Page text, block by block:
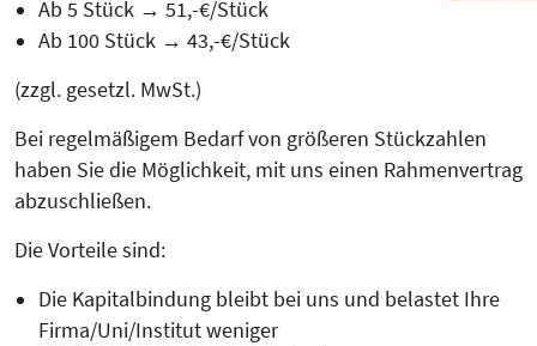
Ab 5 Stück → 51,-€/Stück
Ab 100 Stück → 43,-€/Stück
(zzgl. gesetzl. MwSt.)
Bei regelmäßigem Bedarf von größeren Stückzahlen
haben Sie die Mög­lich­keit, mit uns einen Rahmen­vertrag
abzuschließen.
Die Vorteile sind:
Die Kapitalbindung bleibt bei uns und belastet Ihre
Firma/Uni/Institut weniger